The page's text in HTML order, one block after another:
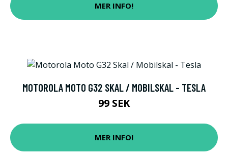
MER INFO!
MOTOROLA MOTO G32 SKAL / MOBILSKAL - TESLA
99 SEK
MER INFO!